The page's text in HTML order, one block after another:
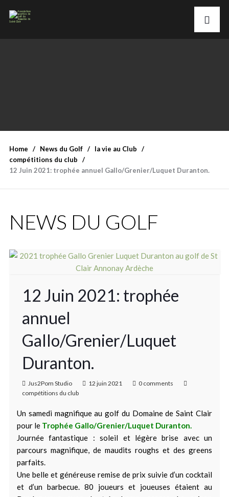
Home News du Golf
la vie au Club
compétitions du club
12 Juin 2021: trophée annuel Gallo/Grenier/Luquet Duranton.
NEWS DU GOLF
12 Juin 2021: trophée
annuel
Gallo/Grenier/Luquet
Duranton.
Jus2Pom Studio 12 juin 2021
0 comments
compétitions du club
Un samedi magnifique au golf du Domaine de Saint Clair
pour le Trophée Gallo/Grenier/Luquet Duranton.
Journée fantastique : soleil et légère brise avec un
parcours magnifique, de maudits roughs et des greens
parfaits.
Une belle et généreuse remise de prix suivie d’un cocktail
et d’un barbecue. 80 joueurs et joueuses étaient au